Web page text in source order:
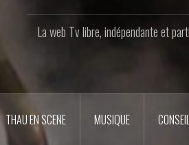
La web Tv libre, indépendante et
THAU EN SCENE MUSIQUE